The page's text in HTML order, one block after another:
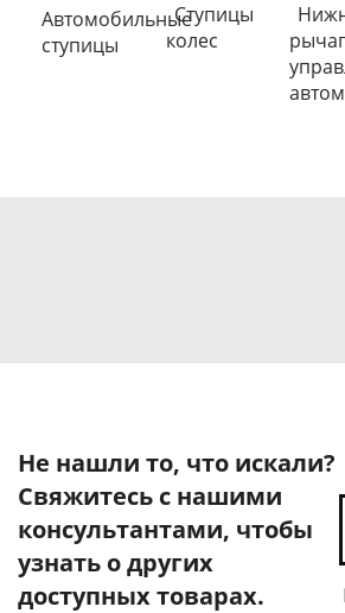
Автомобильные
ступицы
Ступицы
колес
Не нашли то, что искали?
Свяжитесь с нашими
консультантами, чтобы
узнать о других
доступных товарах.